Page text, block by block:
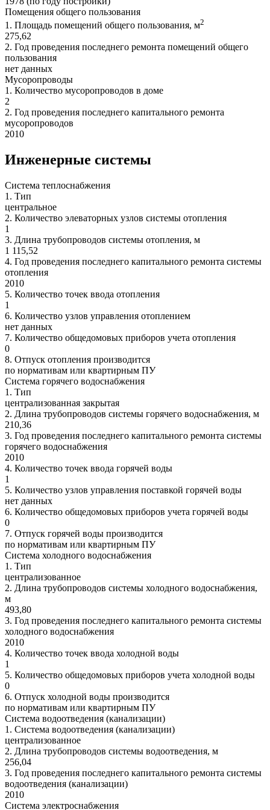
Помещения общего пользования
1. Площадь помещений общего пользования, м2
275,62
2. Год проведения последнего ремонта помещений общего
пользования
нет данных
Мусоропроводы
1. Количество мусоропроводов в доме
2
2. Год проведения последнего капитального ремонта
мусоропроводов
2010
Инженерные системы
Система теплоснабжения
1. Тип
центральное
2. Количество элеваторных узлов системы отопления
1
3. Длина трубопроводов системы отопления, м
1 115,52
4. Год проведения последнего капитального ремонта системы
отопления
2010
5. Количество точек ввода отопления
1
6. Количество узлов управления отоплением
нет данных
7. Количество общедомовых приборов учета отопления
0
8. Отпуск отопления производится
по нормативам или квартирным ПУ
Система горячего водоснабжения
1. Тип
централизованная закрытая
2. Длина трубопроводов системы горячего водоснабжения, м
210,36
3. Год проведения последнего капитального ремонта системы
горячего водоснабжения
2010
4. Количество точек ввода горячей воды
1
5. Количество узлов управления поставкой горячей воды
нет данных
6. Количество общедомовых приборов учета горячей воды
0
7. Отпуск горячей воды производится
по нормативам или квартирным ПУ
Система холодного водоснабжения
1. Тип
централизованное
2. Длина трубопроводов системы холодного водоснабжения,
м
493,80
3. Год проведения последнего капитального ремонта системы
холодного водоснабжения
2010
4. Количество точек ввода холодной воды
1
5. Количество общедомовых приборов учета холодной воды
0
6. Отпуск холодной воды производится
по нормативам или квартирным ПУ
Система водоотведения (канализации)
1. Система водоотведения (канализации)
централизованное
2. Длина трубопроводов системы водоотведения, м
256,04
3. Год проведения последнего капитального ремонта системы
водоотведения (канализации)
2010
Система электроснабжения